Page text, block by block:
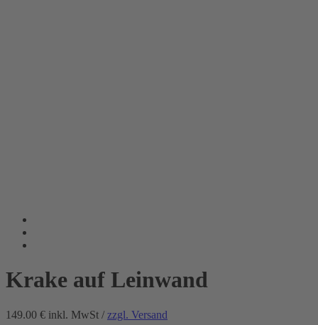
Krake auf Leinwand
149.00 € inkl. MwSt / zzgl. Versand